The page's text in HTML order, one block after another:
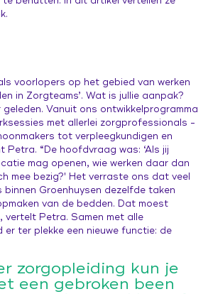
voorlopers op het gebied van werken
in Zorgteams’. Wat is jullie aanpak?
Vanuit ons ontwikkelprogramma
met allerlei zorgprofessionals -
tot verpleegkundigen en
Petra. “De hoofdvraag was: ‘Als jij
mag openen, wie werken daar dan
mee bezig?' Het verraste ons dat veel
Groenhuysen dezelfde taken
van de bedden. Dat moest
vertelt Petra. Samen met alle
ter plekke een nieuwe functie: de
zorgopleiding kun je
een gebroken been